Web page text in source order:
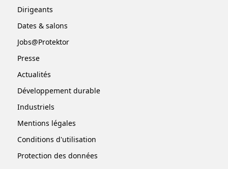
Dirigeants
Dates & salons
Jobs@Protektor
Presse
Actualités
Développement durable
Industriels
Mentions légales
Conditions d'utilisation
Protection des données